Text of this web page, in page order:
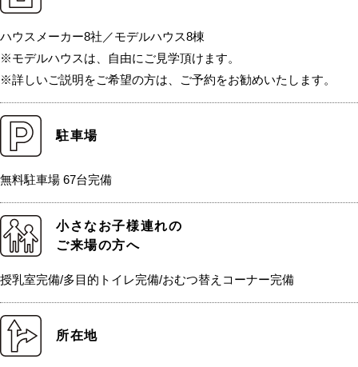
ハウスメーカー8社／モデルハウス8棟
※モデルハウスは、自由にご見学頂けます。
※詳しいご説明をご希望の方は、ご予約をお勧めいたします。
駐車場
無料駐車場 67台完備
小さなお子様連れの
ご来場の方へ
授乳室完備/多目的トイレ完備/おむつ替えコーナー完備
所在地